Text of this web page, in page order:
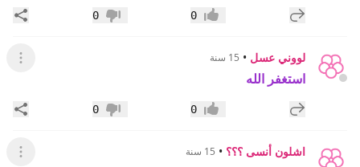
إضافة رد جديد إعجاب0 عدم إعجاب
0
لووني عسل • 15 سنة عرض
استغفر الله
إضافة رد جديد إعجاب0 عدم إعجاب
0
اشلون أنسى ؟؟؟ • 15 سنة عرض